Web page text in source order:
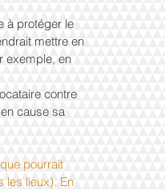
à protéger le
mettre en
exemple, en
contre
cause sa
pourrait
les lieux). En